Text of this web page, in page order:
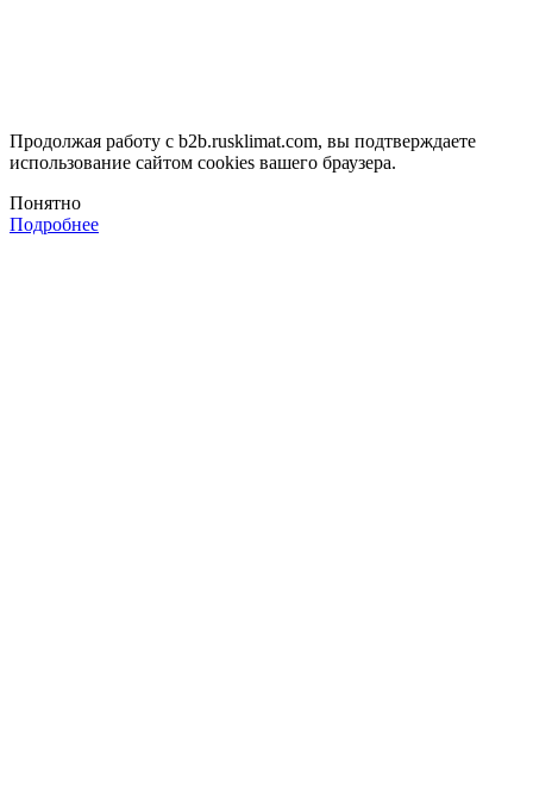
Продолжая работу с b2b.rusklimat.com, вы подтверждаете
использование сайтом cookies вашего браузера.
Понятно
Подробнее